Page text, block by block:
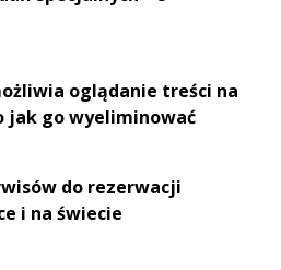
oglądanie treści na
jak go wyeliminować
do rezerwacji
i na świecie